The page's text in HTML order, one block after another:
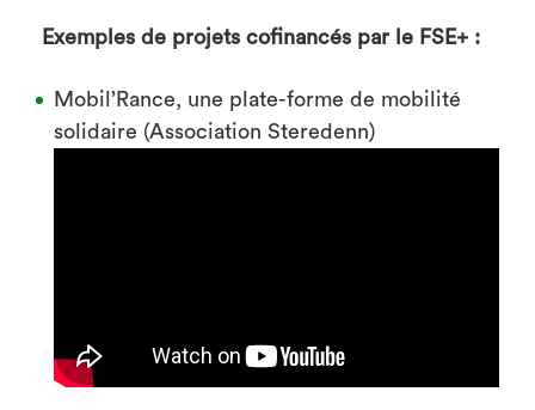
Exemples de projets cofinancés par le FSE+ :
Mobil’Rance, une plate-forme de mobilité
solidaire (Association Steredenn)